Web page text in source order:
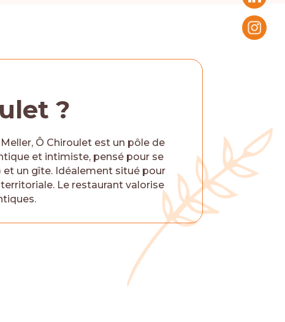
?
Ô Chiroulet est un pôle de
et intimiste, pensé pour se
et un gîte. Idéalement situé pour
Le restaurant valorise